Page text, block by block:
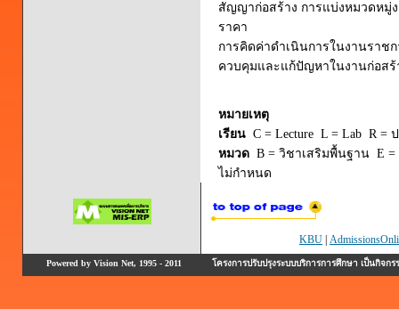
สัญญาก่อสร้าง การแบ่งหมวดหมู่
ราคา
การคิดค่าดำเนินการในงานราช
ควบคุมและแก้ปัญหาในงานก่อส
หมายเหตุ
เรียน C = Lecture L = Lab R =
หมวด B = วิชาเสริมพื้นฐาน E
ไม่กำหนด
KBU
Powered by Vision Net, 1995 - 2011 โครงการปรับปรุงระบบบริการการศึกษา เป็นกิ